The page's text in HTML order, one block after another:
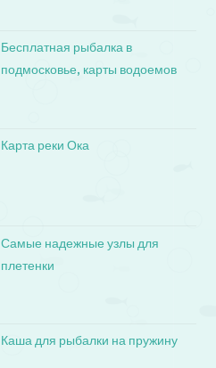
Бесплатная рыбалка в
подмосковье, карты водоемов
Карта реки Ока
Самые надежные узлы для
плетенки
Каша для рыбалки на пружину